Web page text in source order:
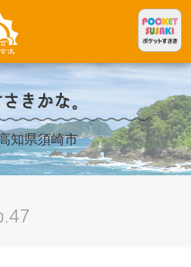
きかな。
知県須崎市